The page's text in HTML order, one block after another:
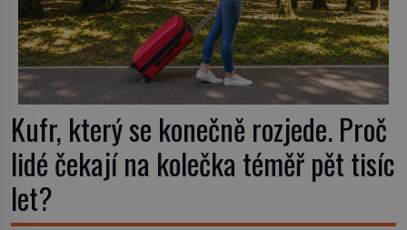
Kufr, který se konečně rozjede. Proč
lidé čekají na kolečka téměř pět tisíc
let?